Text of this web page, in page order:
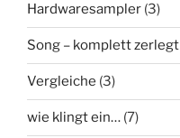
Hardwaresampler (3)
Song – komplett zerlegt
Vergleiche (3)
wie klingt ein… (7)